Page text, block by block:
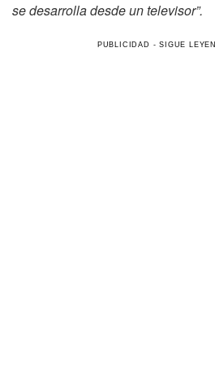
se desarrolla desde un televisor”.